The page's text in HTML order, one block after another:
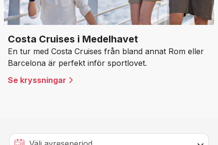
Costa Cruises i Medelhavet
En tur med Costa Cruises från bland annat Rom eller
Barcelona är perfekt inför sportlovet.
Se kryssningar